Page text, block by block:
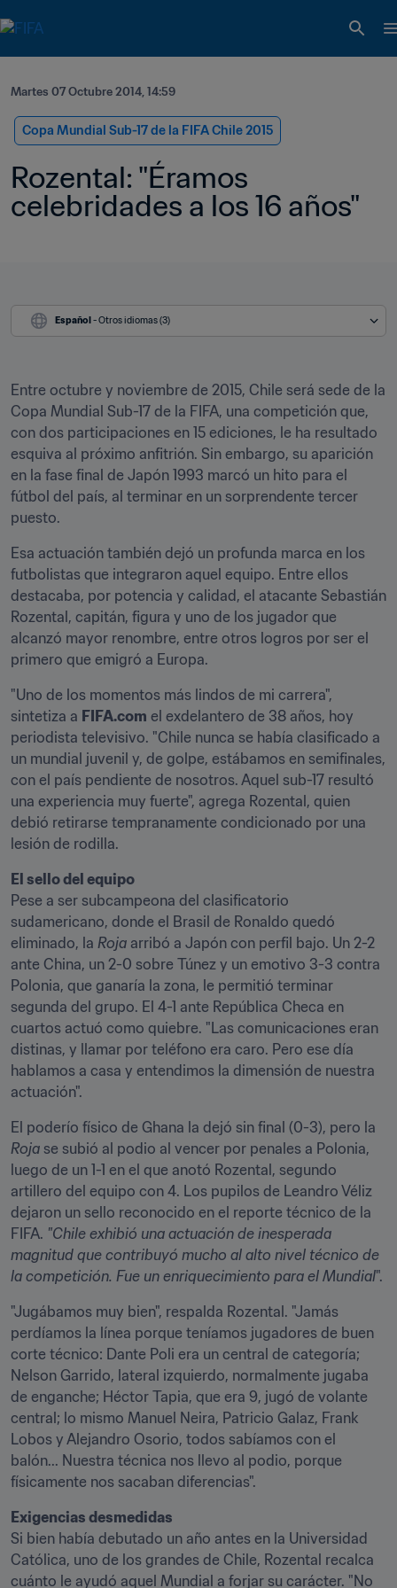
Martes 07 Octubre 2014, 14:59
Copa Mundial Sub-17 de la FIFA Chile 2015
Rozental: "Éramos
celebridades a los 16 años"
Español - Otros idiomas (3)
Entre octubre y noviembre de 2015, Chile será sede de la
Copa Mundial Sub-17 de la FIFA, una competición que,
con dos participaciones en 15 ediciones, le ha resultado
esquiva al próximo anfitrión. Sin embargo, su aparición
en la fase final de Japón 1993 marcó un hito para el
fútbol del país, al terminar en un sorprendente tercer
puesto.
Esa actuación también dejó un profunda marca en los
futbolistas que integraron aquel equipo. Entre ellos
destacaba, por potencia y calidad, el atacante Sebastián
Rozental, capitán, figura y uno de los jugador que
alcanzó mayor renombre, entre otros logros por ser el
primero que emigró a Europa.
"Uno de los momentos más lindos de mi carrera",
sintetiza a FIFA.com el exdelantero de 38 años, hoy
periodista televisivo. "Chile nunca se había clasificado a
un mundial juvenil y, de golpe, estábamos en semifinales,
con el país pendiente de nosotros. Aquel sub-17 resultó
una experiencia muy fuerte", agrega Rozental, quien
debió retirarse tempranamente condicionado por una
lesión de rodilla.
El sello del equipo
Pese a ser subcampeona del clasificatorio
sudamericano, donde el Brasil de Ronaldo quedó
eliminado, la Roja arribó a Japón con perfil bajo. Un 2-2
ante China, un 2-0 sobre Túnez y un emotivo 3-3 contra
Polonia, que ganaría la zona, le permitió terminar
segunda del grupo. El 4-1 ante República Checa en
cuartos actuó como quiebre. "Las comunicaciones eran
distinas, y llamar por teléfono era caro. Pero ese día
hablamos a casa y entendimos la dimensión de nuestra
actuación".
Roja se subió al podio al vencer por penales a Polonia,
luego de un 1-1 en el que anotó Rozental, segundo
artillero del equipo con 4. Los pupilos de Leandro Véliz
dejaron un sello reconocido en el reporte técnico de la
FIFA. "Chile exhibió una actuación de inesperada
magnitud que contribuyó mucho al alto nivel técnico de
la competición. Fue un enriquecimiento para el Mundial".
"Jugábamos muy bien", respalda Rozental. "Jamás
perdíamos la línea porque teníamos jugadores de buen
corte técnico: Dante Poli era un central de categoría;
Nelson Garrido, lateral izquierdo, normalmente jugaba
de enganche; Héctor Tapia, que era 9, jugó de volante
central; lo mismo Manuel Neira, Patricio Galaz, Frank
Lobos y Alejandro Osorio, todos sabíamos con el
balón... Nuestra técnica nos llevo al podio, porque
físicamente nos sacaban diferencias".
Exigencias desmedidas
Si bien había debutado un año antes en la Universidad
Católica, uno de los grandes de Chile, Rozental recalca
cuánto le ayudó aquel Mundial a forjar su carácter. "No